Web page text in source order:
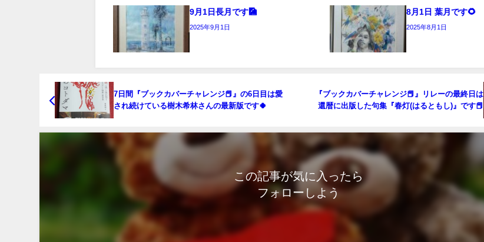
9月1日長月です🎑
2025年9月1日
8月1日 葉月です🌻
2025年8月1日
7日間『ブックカバーチャレンジ📕』の6日目は愛
され続けている樹木希林さんの最新版です🍀
『ブックカバーチャレンジ📕』リレーの最終日は
還暦に出版した句集『春灯(はるともし)』です📕
この記事が気に入ったら
フォローしよう